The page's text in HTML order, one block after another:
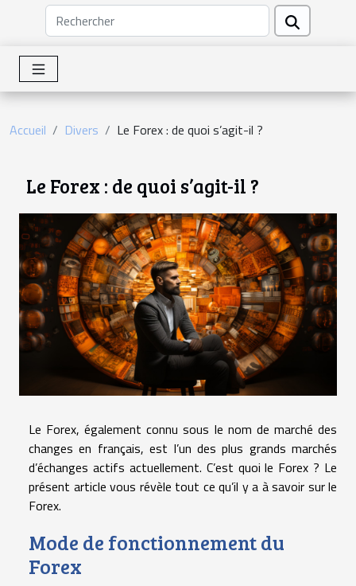
Accueil Divers Le Forex : de quoi s’agit-il ?
Le Forex : de quoi s’agit-il ?
Le Forex, également connu sous le nom de marché des
changes en français, est l’un des plus grands marchés
d’échanges actifs actuellement. C’est quoi le Forex ? Le
présent article vous révèle tout ce qu’il y a à savoir sur le
Forex.
Mode de fonctionnement du
Forex